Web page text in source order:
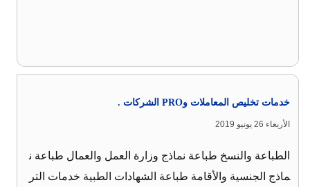
خدمات تخليص المعاملات وPRO الشركات .
الأربعاء 26 يونيو 2019
الطباعة والنسخ طباعة نماذج وزارة العمل والعمال طباعة ن
ماذج الجنسية والأقامة طباعة الشهادات الطبية خدمات التر